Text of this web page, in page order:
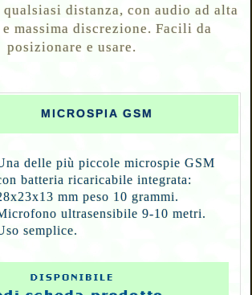
qualsiasi distanza, con audio ad alta
massima discrezione. Facili da
posizionare e usare.
MICROSPIA GSM
delle più piccole microspie GSM
batteria ricaricabile integrata:
mm peso 10 grammi.
ultrasensibile 9-10 metri.
semplice.